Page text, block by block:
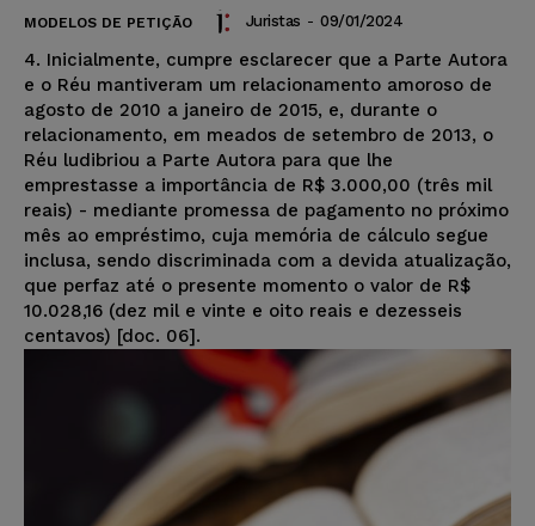
MODELOS DE PETIÇÃO Juristas - 09/01/2024
4. Inicialmente, cumpre esclarecer que a Parte Autora
e o Réu mantiveram um relacionamento amoroso de
agosto de 2010 a janeiro de 2015, e, durante o
relacionamento, em meados de setembro de 2013, o
Réu ludibriou a Parte Autora para que lhe
emprestasse a importância de R$ 3.000,00 (três mil
reais) - mediante promessa de pagamento no próximo
mês ao empréstimo, cuja memória de cálculo segue
inclusa, sendo discriminada com a devida atualização,
que perfaz até o presente momento o valor de R$
10.028,16 (dez mil e vinte e oito reais e dezesseis
centavos) [doc. 06].